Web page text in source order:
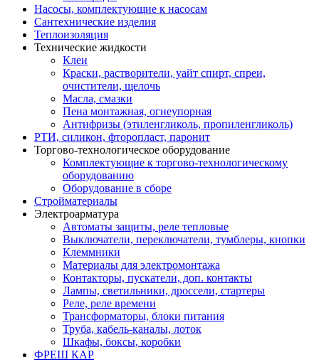
Насосы, комплектующие к насосам
Сантехнические изделия
Теплоизоляция
Технические жидкости
Клеи
Краски, растворители, уайт спирт, спреи,
очистители, щелочь
Масла, смазки
Пена монтажная, огнеупорная
Антифризы (этиленгликоль, пропиленгликоль)
РТИ, силикон, фторопласт, паронит
Торгово-технологическое оборудование
Комплектующие к торгово-технологическому
оборудованию
Оборудование в сборе
Стройматериалы
Электроарматура
Автоматы защиты, реле тепловые
Выключатели, переключатели, тумблеры, кнопки
Клеммники
Материалы для электромонтажа
Контакторы, пускатели, доп. контакты
Лампы, светильники, дроссели, стартеры
Реле, реле времени
Трансформаторы, блоки питания
Труба, кабель-каналы, лоток
Шкафы, боксы, коробки
ФРЕШ КАР